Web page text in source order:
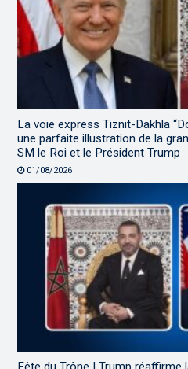
La voie express Tiznit-Dakhla
une parfaite illustration de la
SM le Roi et le Président Trump
01/08/2026